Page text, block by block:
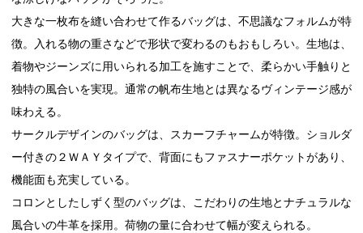
大きな一枚布を縫い合わせて作るバッグは、不思議なフォルムが特
徴。入れる物の重さなどで形状で変わるのもおもしろい。生地は、
着物やジーンズに用いられる加工を施すことで、柔らかい手触りと
独特の風合いを実現。通常の帆布生地とは異なるヴィンテージ感が
味わえる。
サークルデザインのバッグは、スカーフチャームが特徴。ショルダ
ー付きの２ＷＡＹタイプで、背面にもファスナーポケットがあり、
機能面も充実している。
コロンとしたしずく型のバッグは、こだわりの生地とナチュラルな
風合いの牛革を採用。荷物の量に合わせて幅が変えられる。